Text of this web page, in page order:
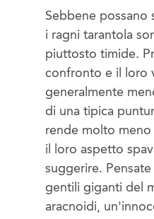
Sebbene possano
i ragni tarantola
piuttosto timide.
confronto e il loro
generalmente
di una tipica
rende molto
il loro aspetto
suggerire.
gentili giganti del
aracnoidi,